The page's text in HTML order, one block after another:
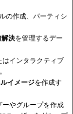
の作成、パーティシ
解決を管理するデー
インタラクティブ
イメージを作成す
やグループを作成